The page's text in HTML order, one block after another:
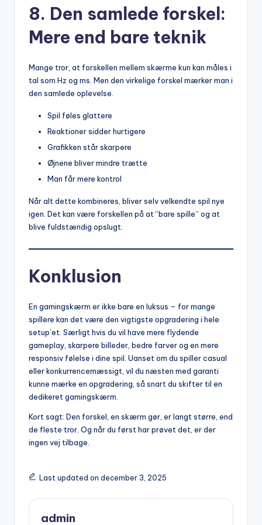
8. Den samlede forskel:
Mere end bare teknik
Mange tror, at forskellen mellem skærme kun kan måles i
tal som Hz og ms. Men den virkelige forskel mærker man i
den samlede oplevelse.
Spil føles glattere
Reaktioner sidder hurtigere
Grafikken står skarpere
Øjnene bliver mindre trætte
Man får mere kontrol
Når alt dette kombineres, bliver selv velkendte spil nye
igen. Det kan være forskellen på at “bare spille” og at
blive fuldstændig opslugt.
Konklusion
En gamingskærm er ikke bare en luksus – for mange
spillere kan det være den vigtigste opgradering i hele
setup’et. Særligt hvis du vil have mere flydende
gameplay, skarpere billeder, bedre farver og en mere
responsiv følelse i dine spil. Uanset om du spiller casual
eller konkurrencemæssigt, vil du næsten med garanti
kunne mærke en opgradering, så snart du skifter til en
dedikeret gamingskærm.
Kort sagt: Den forskel, en skærm gør, er langt større, end
de fleste tror. Og når du først har prøvet det, er der
ingen vej tilbage.
Last updated on december 3, 2025
admin